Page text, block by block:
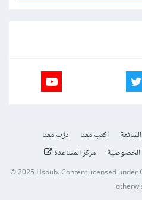
اكتب معنا
درّب معنا
الخصوصية مركز المساعدة
© 2025Hsoub.Content licensed under